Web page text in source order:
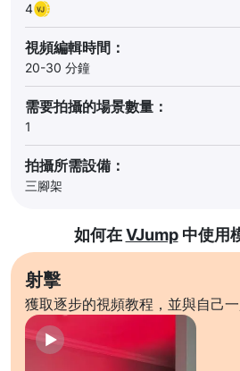
4
視頻編輯時間：
20-30 分鐘
需要拍攝的場景數量：
1
拍攝所需設備：
三腳架
如何在VJump中使用
射擊
獲取逐步的視頻教程，並與自己一